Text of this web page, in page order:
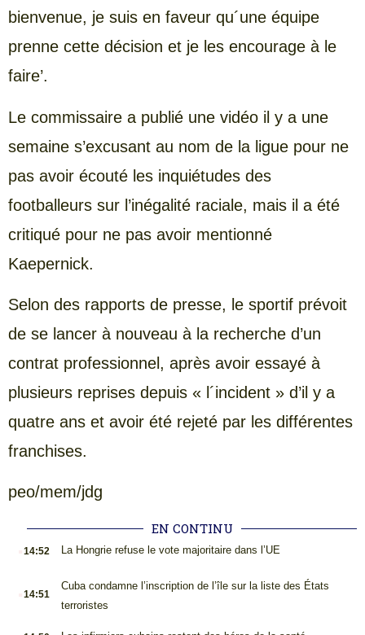
bienvenue, je suis en faveur qu´une équipe
prenne cette décision et je les encourage à le
faire’.
Le commissaire a publié une vidéo il y a une
semaine s’excusant au nom de la ligue pour ne
pas avoir écouté les inquiétudes des
footballeurs sur l’inégalité raciale, mais il a été
critiqué pour ne pas avoir mentionné
Kaepernick.
Selon des rapports de presse, le sportif prévoit
de se lancer à nouveau à la recherche d’un
contrat professionnel, après avoir essayé à
plusieurs reprises depuis « l´incident » d’il y a
quatre ans et avoir été rejeté par les différentes
franchises.
peo/mem/jdg
EN CONTINU
14:52 La Hongrie refuse le vote majoritaire dans l’UE
14:51
Cuba condamne l’inscription de l’île sur la liste des États
terroristes